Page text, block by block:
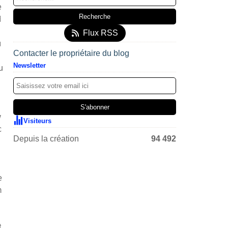
Flux RSS
Contacter le propriétaire du blog
Newsletter
Visiteurs
Depuis la création 94 492